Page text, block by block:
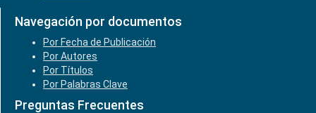
Navegación por documentos
Por Fecha de Publicación
Por Autores
Por Títulos
Por Palabras Clave
Preguntas Frecuentes